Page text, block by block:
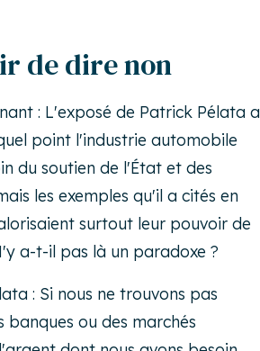
de dire non
: L'exposé de Patrick Pélata a
point l'industrie automobile
du soutien de l'État et des
les exemples qu'il a cités en
surtout leur pouvoir de
a-t-il pas là un paradoxe ?
: Si nous ne trouvons pas
banques ou des marchés